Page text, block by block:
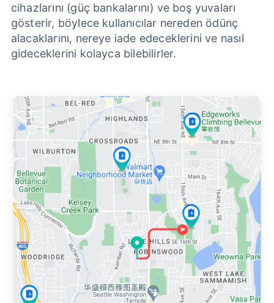
cihazlarını (güç bankalarını) ve boş yuvaları
gösterir, böylece kullanıcılar nereden ödünç
alacaklarını, nereye iade edeceklerini ve nasıl
gideceklerini kolayca bilebilirler.